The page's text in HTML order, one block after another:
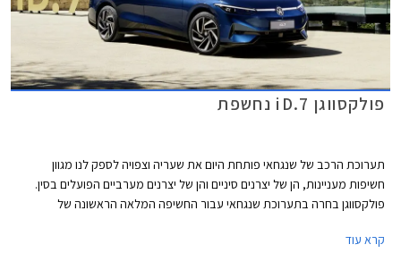
פולקסווגן iD.7 נחשפת
תערוכת הרכב של שנגחאי פותחת היום את שעריה וצפויה לספק לנו מגוון
חשיפות מעניינות, הן של יצרנים סיניים והן של יצרנים מערביים הפועלים בסין.
פולקסווגן בחרה בתערוכת שנגחאי עבור החשיפה המלאה הראשונה של
נהנתה שנים ארוכות מהיעדר תחרות אבל בתקופה האחרונה הצטרפו גם יונדאי
קרא עוד